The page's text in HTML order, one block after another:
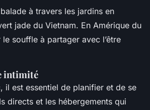
à travers les jardins en
jade du Vietnam. En Amérique du
souffle à partager avec l’être
intimité
il est essentiel de planifier et de se
directs et les hébergements qui